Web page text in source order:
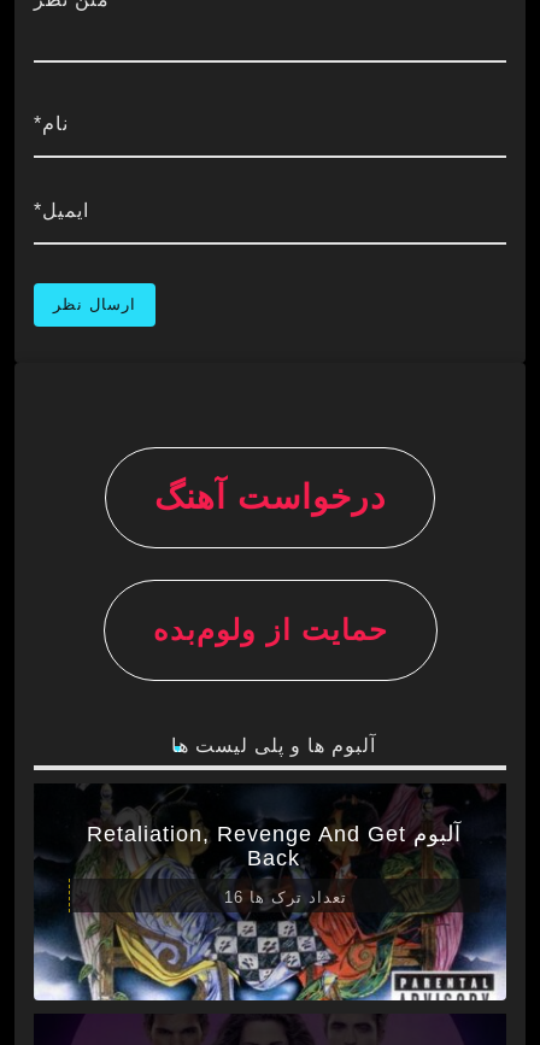
نام*
ایمیل*
درخواست آهنگ
حمایت از ولوم‌بده
آلبوم ها و پلی لیست ها
آلبوم Retaliation, Revenge And Get
Back
تعداد ترک ها 16